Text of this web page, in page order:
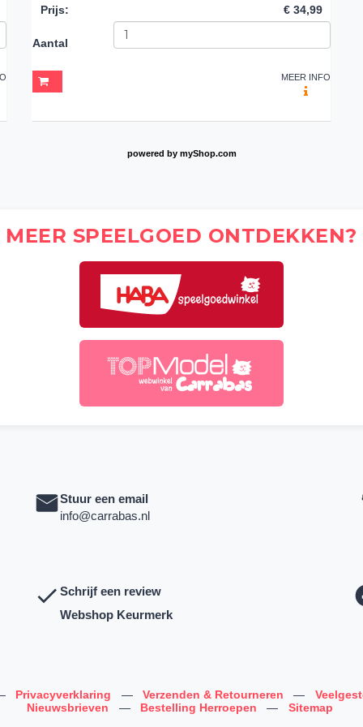
Prijs: € 34,99
Aantal
MEER INFO
powered by myShop.com
MEER SPEELGOED ONTDEKKEN?
Stuur een email
info@carrabas.nl
Schrijf een review
Webshop Keurmerk
Privacyverklaring — Verzenden & Retourneren —
Nieuwsbrieven
— Bestelling Herroepen — Sitemap